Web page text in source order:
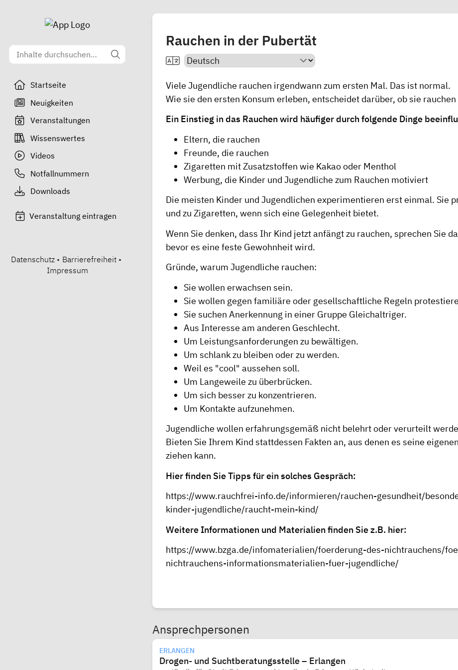
Startseite
Neuigkeiten
Veranstaltungen
Wissenswertes
Videos
Notfallnummern
Downloads
Veranstaltung eintragen
Datenschutz • Barrierefreiheit •
Impressum
Rauchen in der Pubertät
Viele Jugendliche rauchen irgendwann zum ersten Mal. Das ist normal.
Wie sie den ersten Konsum erleben, entscheidet darüber, ob sie
Ein Einstieg in das Rauchen wird häufiger durch folgende Dinge
Eltern, die rauchen
Freunde, die rauchen
Zigaretten mit Zusatzstoffen wie Kakao oder Menthol
Werbung, die Kinder und Jugendliche zum Rauchen motiviert
Die meisten Kinder und Jugendlichen experimentieren erst einmal. Sie
und zu Zigaretten, wenn sich eine Gelegenheit bietet.
Wenn Sie denken, dass Ihr Kind jetzt anfängt zu rauchen, sprechen Sie
bevor es eine feste Gewohnheit wird.
Gründe, warum Jugendliche rauchen:
Sie wollen erwachsen sein.
Sie wollen gegen familiäre oder gesellschaftliche Regeln
Sie suchen Anerkennung in einer Gruppe Gleichaltriger.
Aus Interesse am anderen Geschlecht.
Um Leistungsanforderungen zu bewältigen.
Um schlank zu bleiben oder zu werden.
Weil es "cool" aussehen soll.
Um Langeweile zu überbrücken.
Um sich besser zu konzentrieren.
Um Kontakte aufzunehmen.
Jugendliche wollen erfahrungsgemäß nicht belehrt oder verurteilt
Bieten Sie Ihrem Kind stattdessen Fakten an, aus denen es seine
ziehen kann.
Hier finden Sie Tipps für ein solches Gespräch:
https://www.rauchfrei-info.de/informieren/rauchen-gesundheit/
kinder-jugendliche/raucht-mein-kind/
Weitere Informationen und Materialien finden Sie z.B. hier:
https://www.bzga.de/infomaterialien/foerderung-des-nichtrauchens/
nichtrauchens-informationsmaterialien-fuer-jugendliche/
Ansprechpersonen
ERLANGEN
Drogen- und Suchtberatungsstelle – Erlangen